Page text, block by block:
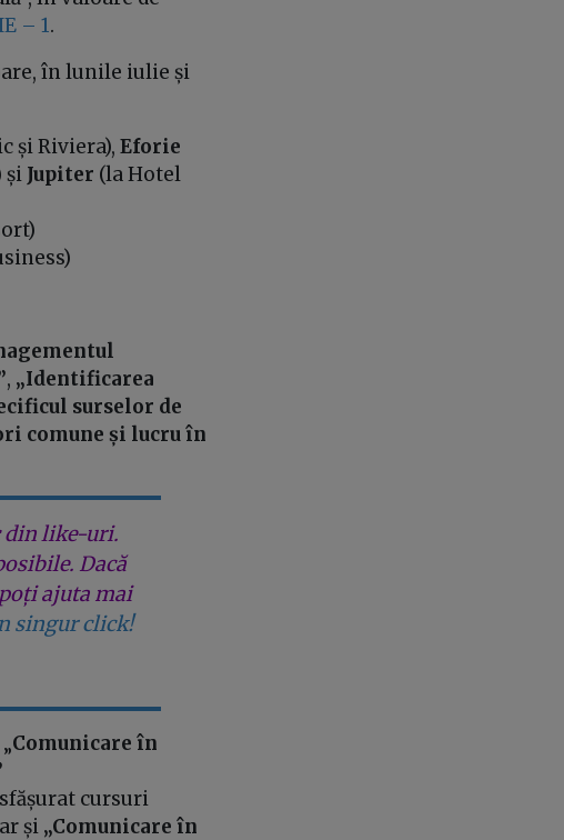
– 1.
în lunile iulie și
și Riviera),Eforie
și Jupiter (la Hotel
, „Identificarea
surselor de
comune și lucru în
din like-uri.
Dacă
ajuta mai
singur click!
Comunicare în
cursuri
și „Comunicare în